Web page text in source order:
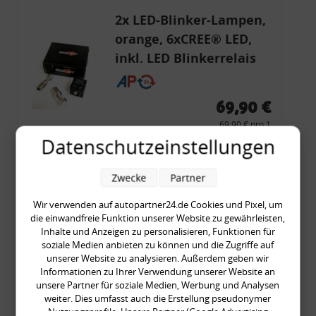
2x LED-Blinker-Lampen,
orange, 6xCREE® LED,
inkl. LED Blinkerrelais
CF 14
69,90 €
69,90 € pro 1
Rückleuchtenband mit
Blinker, rot, US-Ecken,
Audi 80 Cabrio, Typ 89,
OE-Nr.: 8G0945225 +
Datenschutzeinstellungen
Wir verwenden auf autopartner24.de Cookies und Pixel, um
die einwandfreie Funktion unserer Website zu gewährleisten,
Inhalte und Anzeigen zu personalisieren, Funktionen für
soziale Medien anbieten zu können und die Zugriffe auf
unserer Website zu analysieren. Außerdem geben wir
Informationen zu Ihrer Verwendung unserer Website an
unsere Partner für soziale Medien, Werbung und Analysen
weiter. Dies umfasst auch die Erstellung pseudonymer
Nutzungsprofile. Unsere Partner (Google Advertising
Zwecke Partner